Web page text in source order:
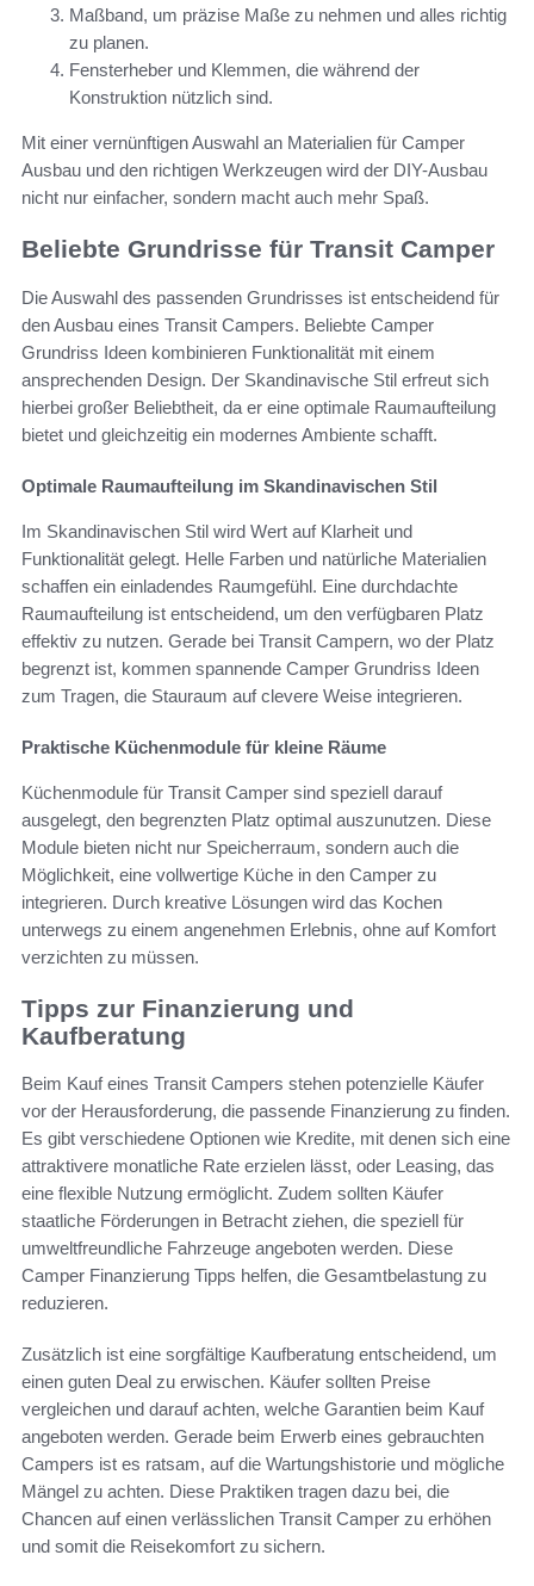
Maßband, um präzise Maße zu nehmen und alles richtig
zu planen.
Fensterheber und Klemmen, die während der
Konstruktion nützlich sind.
Mit einer vernünftigen Auswahl an Materialien für Camper
Ausbau und den richtigen Werkzeugen wird der DIY-Ausbau
nicht nur einfacher, sondern macht auch mehr Spaß.
Beliebte Grundrisse für Transit Camper
Die Auswahl des passenden Grundrisses ist entscheidend für
den Ausbau eines Transit Campers. Beliebte Camper
Grundriss Ideen kombinieren Funktionalität mit einem
ansprechenden Design. Der Skandinavische Stil erfreut sich
hierbei großer Beliebtheit, da er eine optimale Raumaufteilung
bietet und gleichzeitig ein modernes Ambiente schafft.
Optimale Raumaufteilung im Skandinavischen Stil
Im Skandinavischen Stil wird Wert auf Klarheit und
Funktionalität gelegt. Helle Farben und natürliche Materialien
schaffen ein einladendes Raumgefühl. Eine durchdachte
Raumaufteilung ist entscheidend, um den verfügbaren Platz
effektiv zu nutzen. Gerade bei Transit Campern, wo der Platz
begrenzt ist, kommen spannende Camper Grundriss Ideen
zum Tragen, die Stauraum auf clevere Weise integrieren.
Praktische Küchenmodule für kleine Räume
Küchenmodule für Transit Camper sind speziell darauf
ausgelegt, den begrenzten Platz optimal auszunutzen. Diese
Module bieten nicht nur Speicherraum, sondern auch die
Möglichkeit, eine vollwertige Küche in den Camper zu
integrieren. Durch kreative Lösungen wird das Kochen
unterwegs zu einem angenehmen Erlebnis, ohne auf Komfort
verzichten zu müssen.
Tipps zur Finanzierung und
Kaufberatung
Beim Kauf eines Transit Campers stehen potenzielle Käufer
vor der Herausforderung, die passende Finanzierung zu finden.
Es gibt verschiedene Optionen wie Kredite, mit denen sich eine
attraktivere monatliche Rate erzielen lässt, oder Leasing, das
eine flexible Nutzung ermöglicht. Zudem sollten Käufer
staatliche Förderungen in Betracht ziehen, die speziell für
umweltfreundliche Fahrzeuge angeboten werden. Diese
Camper Finanzierung Tipps helfen, die Gesamtbelastung zu
reduzieren.
Zusätzlich ist eine sorgfältige Kaufberatung entscheidend, um
einen guten Deal zu erwischen. Käufer sollten Preise
vergleichen und darauf achten, welche Garantien beim Kauf
angeboten werden. Gerade beim Erwerb eines gebrauchten
Campers ist es ratsam, auf die Wartungshistorie und mögliche
Mängel zu achten. Diese Praktiken tragen dazu bei, die
Chancen auf einen verlässlichen Transit Camper zu erhöhen
und somit die Reisekomfort zu sichern.